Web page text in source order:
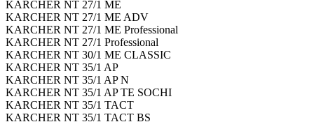
KARCHER NT 27/1 ME
KARCHER NT 27/1 ME ADV
KARCHER NT 27/1 ME Professional
KARCHER NT 27/1 Professional
KARCHER NT 30/1 ME CLASSIC
KARCHER NT 35/1 AP
KARCHER NT 35/1 AP N
KARCHER NT 35/1 AP TE SOCHI
KARCHER NT 35/1 TACT
KARCHER NT 35/1 TACT BS